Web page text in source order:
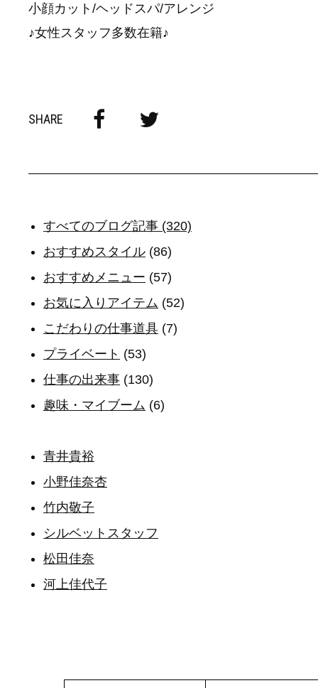
小顔カット/ヘッドスパ/アレンジ
♪女性スタッフ多数在籍♪
SHARE
すべてのブログ記事 (320)
おすすめスタイル (86)
おすすめメニュー (57)
お気に入りアイテム (52)
こだわりの仕事道具 (7)
プライベート (53)
仕事の出来事 (130)
趣味・マイブーム (6)
青井貴裕
小野佳奈杏
竹内敬子
シルベットスタッフ
松田佳奈
河上佳代子